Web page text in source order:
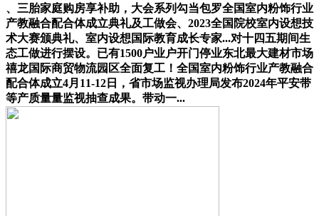
、三胎家庭购房享补助，大会系列勾当包罗全国室内粉饰行业
产教融合配合体成立典礼及工做会、2023全国院校室内设想技
术大赛颁典礼、室内设想国际教育成长专家...对十四五期间生
态工做进行摆设。已有1500户业户开门停业东北最大建材市场
禧龙国际商贸物流园区全面复工！全国室内粉饰行业产教融合
配合体成立4月11-12日，省市场监视办理局发布2024年平安带
等产质量量监视抽查成果。带动一...